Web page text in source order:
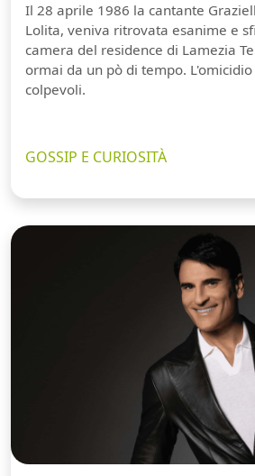
Il 28 aprile 1986 la cantante
Lolita, veniva ritrovata esanime e
camera del residence di Lamezia
ormai da un pò di tempo.
colpevoli.
GOSSIP E CURIOSITÀ